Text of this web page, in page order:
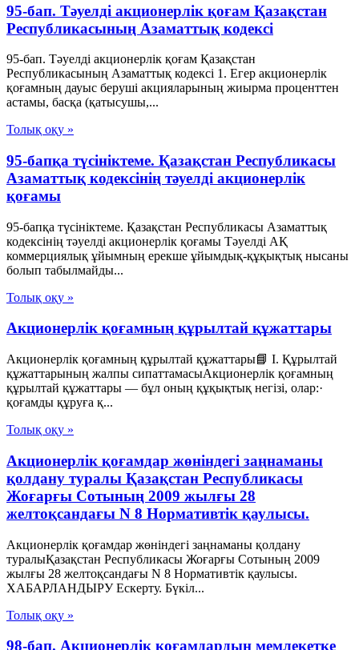
95-бап. Тәуелдi акционерлiк қоғам Қазақстан
Республикасының Азаматтық кодексi
95-бап. Тәуелдi акционерлiк қоғам Қазақстан
Республикасының Азаматтық кодексi 1. Егер акционерлiк
қоғамның дауыс берушi акцияларының жиырма проценттен
астамы, басқа (қатысушы,...
Толық оқу »
95-бапқа түсініктеме. Қазақстан Республикасы
Азаматтық кодексінің тәуелді акционерлік
қоғамы
95-бапқа түсініктеме. Қазақстан Республикасы Азаматтық
кодексінің тәуелді акционерлік қоғамы Тәуелді АҚ
коммерциялық ұйымның ерекше ұйымдық-құқықтық нысаны
болып табылмайды...
Толық оқу »
Акционерлік қоғамның құрылтай құжаттары
Акционерлік қоғамның құрылтай құжаттары📘 I. Құрылтай
құжаттарының жалпы сипаттамасыАкционерлік қоғамның
құрылтай құжаттары — бұл оның құқықтық негізі, олар:·
қоғамды құруға қ...
Толық оқу »
Акционерлік қоғамдар жөніндегі заңнаманы
қолдану туралы Қазақстан Республикасы
Жоғарғы Сотының 2009 жылғы 28
желтоқсандағы N 8 Нормативтік қаулысы.
Акционерлік қоғамдар жөніндегі заңнаманы қолдану
туралыҚазақстан Республикасы Жоғарғы Сотының 2009
жылғы 28 желтоқсандағы N 8 Нормативтік қаулысы.
ХАБАРЛАНДЫРУ Ескерту. Бүкіл...
Толық оқу »
98-бап. Акционерлік қоғамдардың мемлекетке